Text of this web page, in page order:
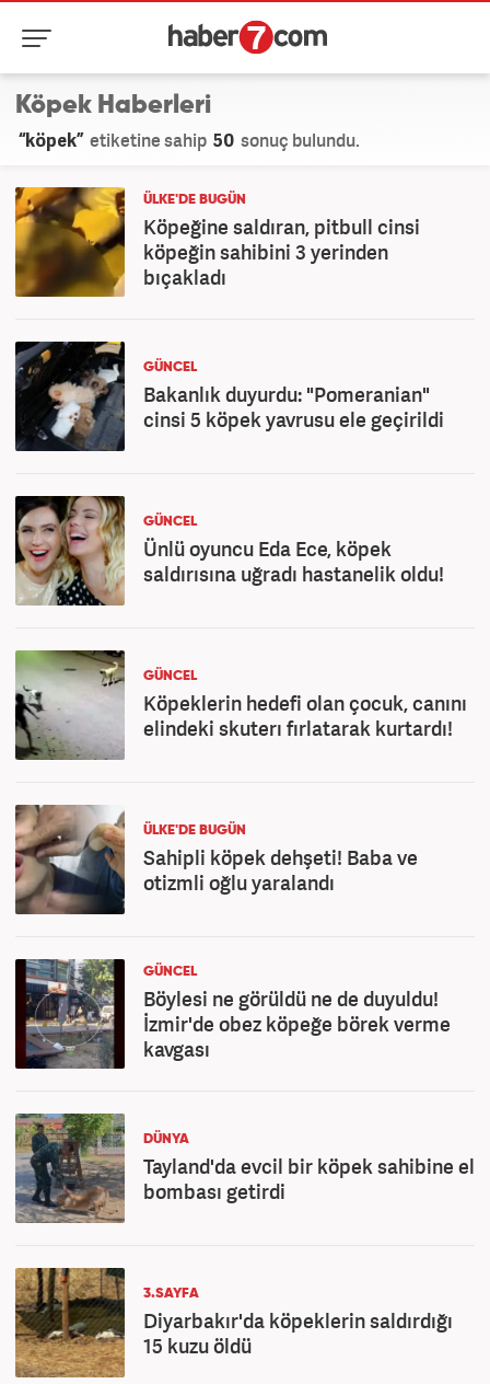
Köpek Haberleri
“köpek” etiketine sahip 50 sonuç bulundu.
ÜLKE'DE BUGÜN
Köpeğine saldıran, pitbull cinsi
köpeğin sahibini 3 yerinden
bıçakladı
GÜNCEL
Bakanlık duyurdu: "Pomeranian"
cinsi 5 köpek yavrusu ele geçirildi
GÜNCEL
Ünlü oyuncu Eda Ece, köpek
saldırısına uğradı hastanelik oldu!
GÜNCEL
Köpeklerin hedefi olan çocuk, canını
elindeki skuterı fırlatarak kurtardı!
ÜLKE'DE BUGÜN
Sahipli köpek dehşeti! Baba ve
otizmli oğlu yaralandı
GÜNCEL
Böylesi ne görüldü ne de duyuldu!
İzmir'de obez köpeğe börek verme
kavgası
DÜNYA
Tayland'da evcil bir köpek sahibine el
bombası getirdi
3.SAYFA
Diyarbakır'da köpeklerin saldırdığı
15 kuzu öldü